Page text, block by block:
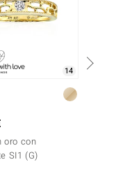
14
oro con
SI1 (G)